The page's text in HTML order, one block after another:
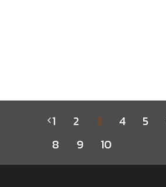
1 2 3 4 5
8
9 10